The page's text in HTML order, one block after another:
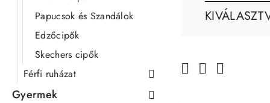
Papucsok és Szandálok
Edzőcipők
Skechers cipők
Férfi ruházat
Gyermek